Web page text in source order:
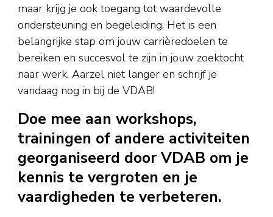
maar krijg je ook toegang tot waardevolle
ondersteuning en begeleiding. Het is een
belangrijke stap om jouw carrièredoelen te
bereiken en succesvol te zijn in jouw zoektocht
naar werk. Aarzel niet langer en schrijf je
vandaag nog in bij de VDAB!
Doe mee aan workshops,
trainingen of andere activiteiten
georganiseerd door VDAB om je
kennis te vergroten en je
vaardigheden te verbeteren.